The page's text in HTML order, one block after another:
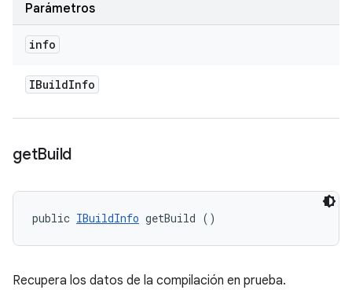
Parámetros
info
IBuildInfo
getBuild
public IBuildInfo getBuild ()
Recupera los datos de la compilación en prueba.